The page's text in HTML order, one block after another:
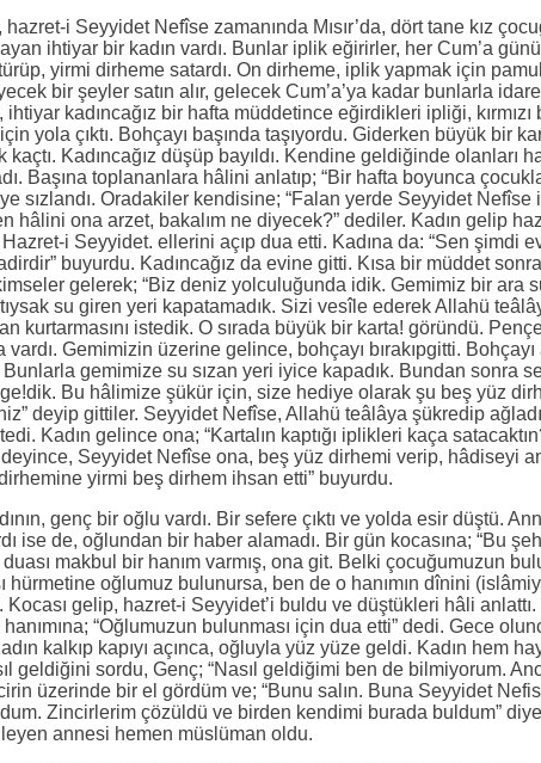
i Seyyidet Nefîse zamanında Mısır’da, dört tane kız
ihtiyar bir kadın vardı. Bunlar iplik eğirirler, her Cum’a
yirmi dirheme satardı. On dirheme, iplik yapmak için
bir şeyler satın alır, gelecek Cum’a’ya kadar bunlarla
ihtiyar kadıncağız bir hafta müddetince eğirdikleri ipliği, kırmızı
yola çıktı. Bohçayı başında taşıyordu. Giderken büyük bir
kaçtı. Kadıncağız düşüp bayıldı. Kendine geldiğinde olanları
Başına toplananlara hâlini anlatıp; “Bir hafta boyunca
sızlandı. Oradakiler kendisine; “Falan yerde Seyyidet Nefîse
hâlini ona arzet, bakalım ne diyecek?” dediler. Kadın gelip
i Seyyidet. ellerini açıp dua etti. Kadına da: “Sen şimdi
buyurdu. Kadıncağız da evine gitti. Kısa bir müddet
gelerek; “Biz deniz yolculuğunda idik. Gemimiz bir ara
su giren yeri kapatamadık. Sizi vesîle ederek Allahü
kurtarmasını istedik. O sırada büyük bir karta! göründü.
vardı. Gemimizin üzerine gelince, bohçayı bırakıpgitti.
Bunlarla gemimize su sızan yeri iyice kapadık. Bundan sonra
Bu hâlimize şükür için, size hediye olarak şu beş yüz
deyip gittiler. Seyyidet Nefîse, Allahü teâlâya şükredip
Kadın gelince ona; “Kartalın kaptığı iplikleri kaça
deyince, Seyyidet Nefîse ona, beş yüz dirhemi verip, hâdiseyi
yirmi beş dirhem ihsan etti” buyurdu.
genç bir oğlu vardı. Bir sefere çıktı ve yolda esir düştü.
ise de, oğlundan bir haber alamadı. Bir gün kocasına; “Bu
makbul bir hanım varmış, ona git. Belki çocuğumuzun
hürmetine oğlumuz bulunursa, ben de o hanımın dînini
Kocası gelip, hazret-i Seyyidet’i buldu ve düştükleri hâli
“Oğlumuzun bulunması için dua etti” dedi. Gece
kalkıp kapıyı açınca, oğluyla yüz yüze geldi. Kadın hem
geldiğini sordu, Genç; “Nasıl geldiğimi ben de bilmiyorum.
üzerinde bir el gördüm ve; “Bunu salın. Buna Seyyidet
Zincirlerim çözüldü ve birden kendimi burada buldum”
annesi hemen müslüman oldu.